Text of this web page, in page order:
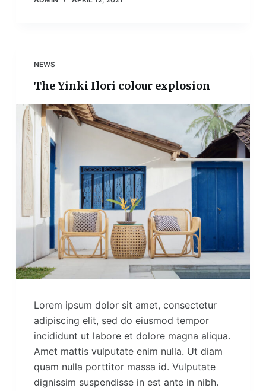
NEWS
The Yinki Ilori colour explosion
Lorem ipsum dolor sit amet, consectetur
adipiscing elit, sed do eiusmod tempor
incididunt ut labore et dolore magna aliqua.
Amet mattis vulputate enim nulla. Ut diam
quam nulla porttitor massa id. Vulputate
dignissim suspendisse in est ante in nibh.